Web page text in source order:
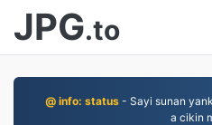
JPG.to
@ info: status- Sayi sunan
a cikin